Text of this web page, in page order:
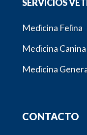
SERVICIOS
Medicina Felina
Medicina Canina
Medicina
CONTACTO